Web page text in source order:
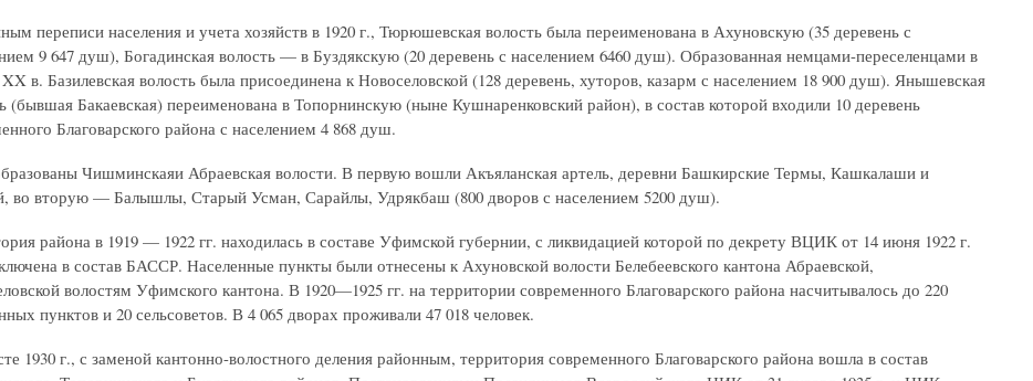
переписи населения и учета хозяйств в 1920 г., Тюрюшевская волость была переименована в Ахуновскую (35 деревень с
9 647 душ), Богадинская волость — в Буздякскую (20 деревень с населением 6460 душ). Образованная немцами-переселенцами в
XX в. Базилевская волость была присоединена к Новоселовской (128 деревень, хуторов, казарм с населением 18 900 душ). Янышевская
(бывшая Бакаевская) переименована в Топорнинскую (ныне Кушнаренковский район), в состав которой входили 10 деревень
Благоварского района с населением 4 868 душ.
Чишминскаяи Абраевская волости. В первую вошли Акъяланская артель, деревни Башкирские Термы, Кашкалаши и
во вторую — Балышлы, Старый Усман, Сарайлы, Удрякбаш (800 дворов с населением 5200 душ).
района в 1919 — 1922 гг. находилась в составе Уфимской губернии, с ликвидацией которой по декрету ВЦИК от 14 июня 1922 г.
в состав БАССР. Населенные пункты были отнесены к Ахуновской волости Белебеевского кантона Абраевской,
волостям Уфимского кантона. В 1920—1925 гг. на территории современного Благоварского района насчитывалось до 220
пунктов и 20 сельсоветов. В 4 065 дворах проживали 47 018 человек.
1930 г., с заменой кантонно-волостного деления районным, территория современного Благоварского района вошла в состав